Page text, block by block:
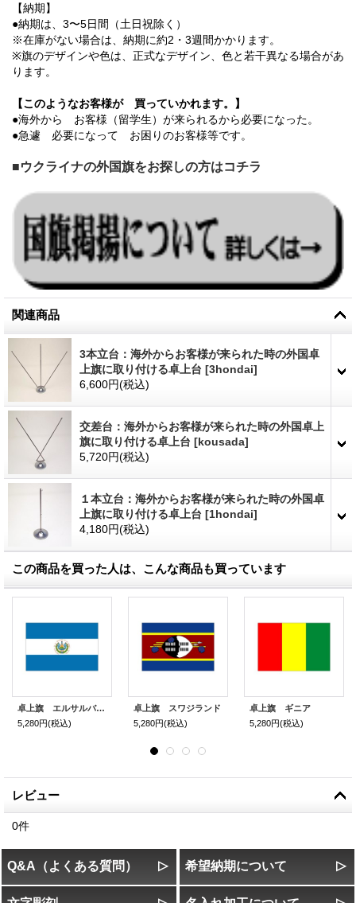
【納期】
●納期は、3〜5日間（土日祝除く）
※在庫がない場合は、納期に約2・3週間かかります。
※旗のデザインや色は、正式なデザイン、色と若干異なる場合があ
ります。
【このようなお客様が 買っていかれます。】
●海外から お客様（留学生）が来られるから必要になった。
●急遽 必要になって お困りのお客様等です。
■ウクライナの外国旗をお探しの方はコチラ
関連商品
3本立台：海外からお客様が来られた時の外国卓
上旗に取り付ける卓上台 [3hondai]
6,600円(税込)
交差台：海外からお客様が来られた時の外国卓上
旗に取り付ける卓上台 [kousada]
5,720円(税込)
１本立台：海外からお客様が来られた時の外国卓
上旗に取り付ける卓上台 [1hondai]
4,180円(税込)
この商品を買った人は、こんな商品も買っています
卓上旗 エルサルバドル
5,280円(税込)
卓上旗 スワジランド
5,280円(税込)
卓上旗 ギニア
5,280円(税込)
レビュー
0件
Q&A（よくある質問） 希望納期について